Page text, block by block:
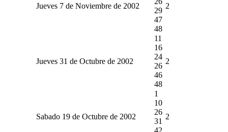
Jueves 7 de Noviembre de 2002
29
47
48
2
Jueves 31 de Octubre de 2002
11
16
24
26
46
48
2
Sabado 19 de Octubre de 2002
1
10
26
31
42
2